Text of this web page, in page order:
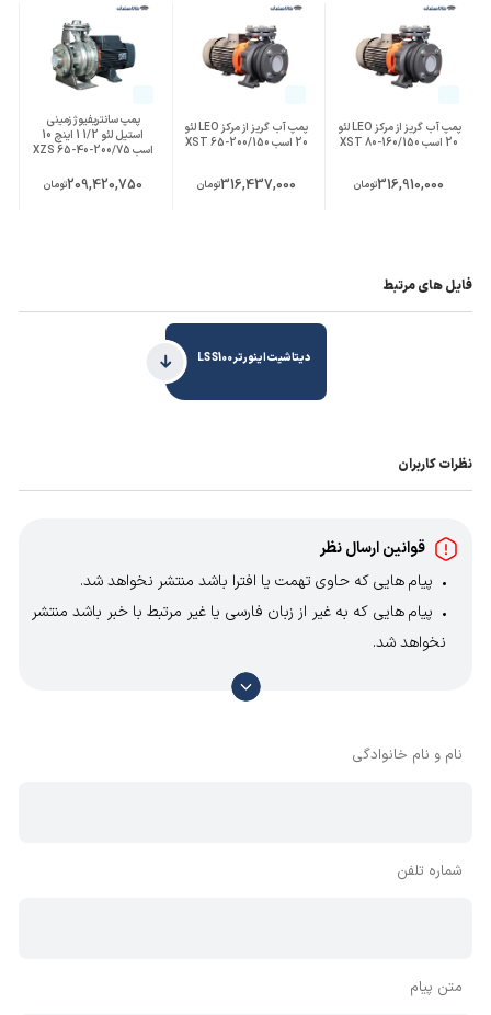
در تماس باشید.
پمپ آب گریز از مرکز LEO لئو
20 اسب XST 80-160/150
316,910,000تومان
پمپ آب گریز از مرکز LEO لئو
20 اسب XST 65-200/150
316,437,000تومان
پمپ سانتریفیوژ زمینی
استیل لئو 1/2 1 اینچ 10
اسب XZS 65-40-200/75
209,420,750تومان
فایل های مرتبط
دیتاشیت اینورتر LS S100
نظرات کاربران
قوانین ارسال نظر
پیام هایی که حاوی تهمت یا افترا باشد منتشر نخواهد شد.
پیام هایی که به غیر از زبان فارسی یا غیر مرتبط با خبر باشد منتشر
نخواهد شد.
با توجه به آن که امکان موافقت یا مخالفت با محتوای نظرات
وجود دارد، معمولا نظراتی که محتوای مشابه دارند، انتشار نمی‌یابند
نام و نام خانوادگی
شماره تلفن
متن پیام